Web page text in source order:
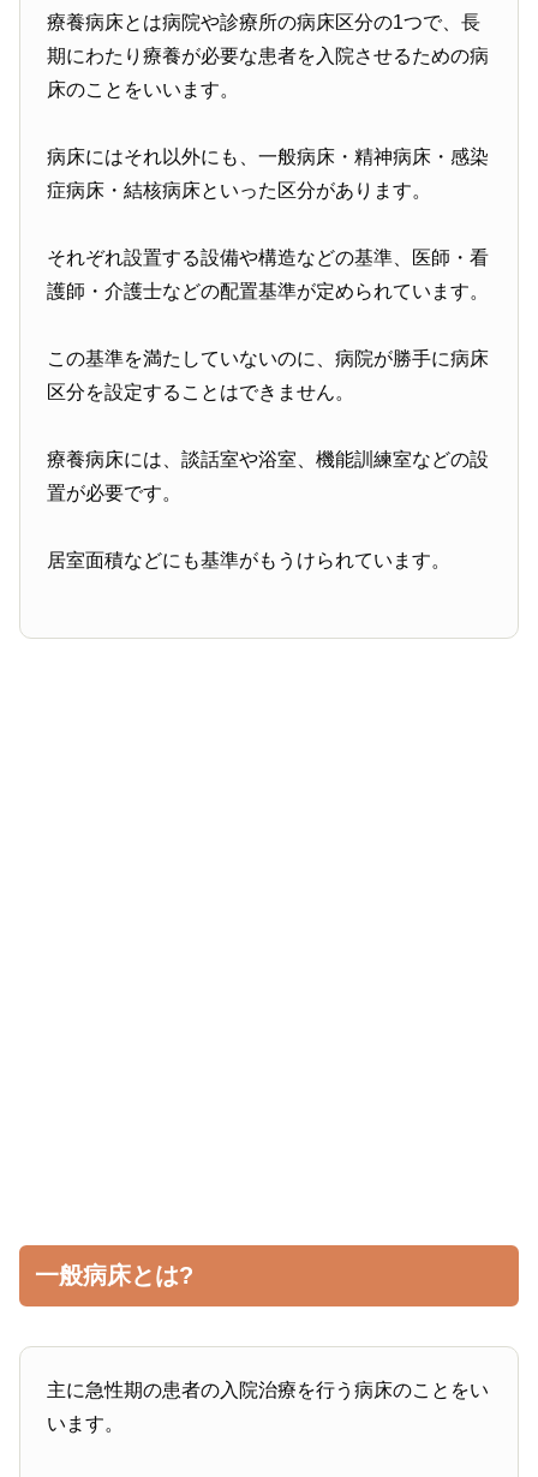
療養病床とは病院や診療所の病床区分の1つで、長
期にわたり療養が必要な患者を入院させるための病
床のことをいいます。
病床にはそれ以外にも、一般病床・精神病床・感染
症病床・結核病床といった区分があります。
それぞれ設置する設備や構造などの基準、医師・看
護師・介護士などの配置基準が定められています。
この基準を満たしていないのに、病院が勝手に病床
区分を設定することはできません。
療養病床には、談話室や浴室、機能訓練室などの設
置が必要です。
居室面積などにも基準がもうけられています。
一般病床とは?
主に急性期の患者の入院治療を行う病床のことをい
います。